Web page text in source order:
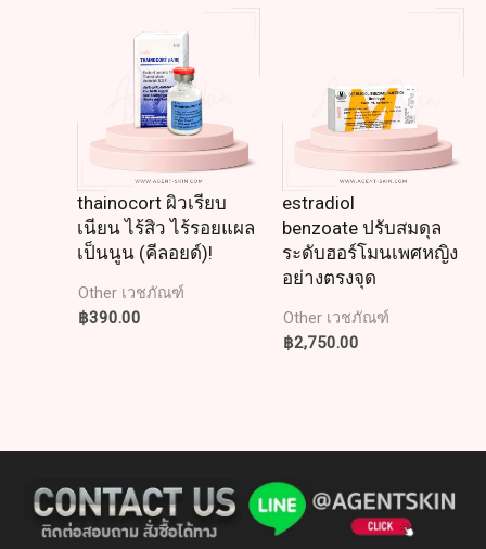
thainocort ผิวเรียบ
เนียน ไร้สิว ไร้รอยแผล
เป็นนูน (คีลอยด์)!
Other เวชภัณฑ์
฿390.00
estradiol
benzoate ปรับสมดุล
ระดับฮอร์โมนเพศหญิง
อย่างตรงจุด
Other เวชภัณฑ์
฿2,750.00